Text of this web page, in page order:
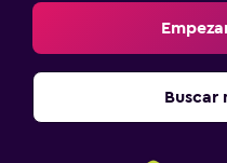
Buscar